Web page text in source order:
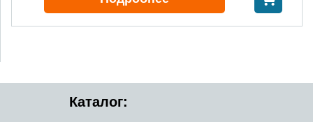
Каталог: